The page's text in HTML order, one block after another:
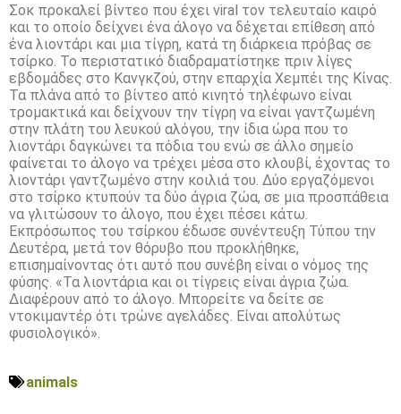
Σοκ προκαλεί βίντεο που έχει viral τον τελευταίο καιρό
και το οποίο δείχνει ένα άλογο να δέχεται επίθεση από
ένα λιοντάρι και μια τίγρη, κατά τη διάρκεια πρόβας σε
τσίρκο. Το περιστατικό διαδραματίστηκε πριν λίγες
εβδομάδες στο Κανγκζού, στην επαρχία Χεμπέι της Κίνας.
Τα πλάνα από το βίντεο από κινητό τηλέφωνο είναι
τρομακτικά και δείχνουν την τίγρη να είναι γαντζωμένη
στην πλάτη του λευκού αλόγου, την ίδια ώρα που το
λιοντάρι δαγκώνει τα πόδια του ενώ σε άλλο σημείο
φαίνεται το άλογο να τρέχει μέσα στο κλουβί, έχοντας το
λιοντάρι γαντζωμένο στην κοιλιά του. Δύο εργαζόμενοι
στο τσίρκο κτυπούν τα δύο άγρια ζώα, σε μια προσπάθεια
να γλιτώσουν το άλογο, που έχει πέσει κάτω.
Εκπρόσωπος του τσίρκου έδωσε συνέντευξη Τύπου την
Δευτέρα, μετά τον θόρυβο που προκλήθηκε,
επισημαίνοντας ότι αυτό που συνέβη είναι ο νόμος της
φύσης. «Τα λιοντάρια και οι τίγρεις είναι άγρια ζώα.
Διαφέρουν από το άλογο. Μπορείτε να δείτε σε
ντοκιμαντέρ ότι τρώνε αγελάδες. Είναι απολύτως
φυσιολογικό».
animals